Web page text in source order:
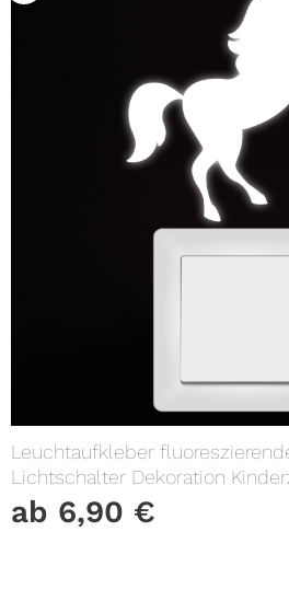
Leuchtaufkleber
Lichtschalter Dekoration
ab 6,90 €